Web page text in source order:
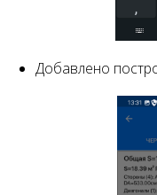
Добавлено